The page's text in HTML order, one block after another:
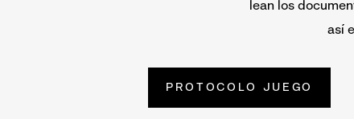
lean los
así
PROTOCOLO JUEGO